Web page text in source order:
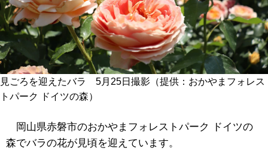
見ごろを迎えたバラ 5月25日撮影（提供：おかやまフォレス
トパーク ドイツの森）
岡山県赤磐市のおかやまフォレストパーク ドイツの
森でバラの花が見頃を迎えています。